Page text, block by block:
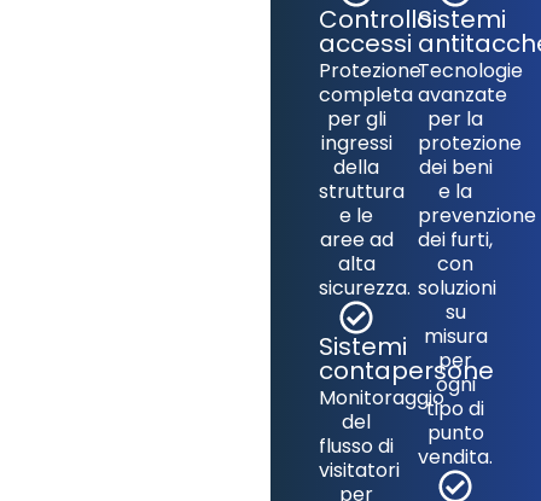
Controllo
accessi
Protezione
completa
per gli
ingressi
della
struttura
e le
aree ad
alta
sicurezza.
Sistemi
contapersone
Monitoraggio
del
flusso di
visitatori
per
Sistemi
Tecnologie
avanzate
per la
protezione
dei beni
e la
prevenzione
dei furti,
con
soluzioni
su
misura
per
ogni
tipo di
punto
vendita.